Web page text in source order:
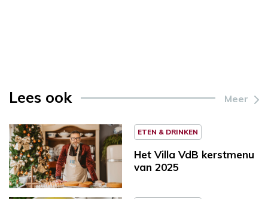
Lees ook Meer
ETEN & DRINKEN
Het Villa VdB kerstmenu
van 2025